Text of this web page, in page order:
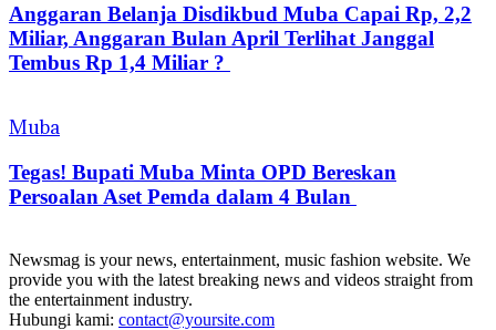
Anggaran Belanja Disdikbud Muba Capai Rp, 2,2
Miliar, Anggaran Bulan April Terlihat Janggal
Tembus Rp 1,4 Miliar ?
Muba
Tegas! Bupati Muba Minta OPD Bereskan
Persoalan Aset Pemda dalam 4 Bulan
Newsmag is your news, entertainment, music fashion website. We
provide you with the latest breaking news and videos straight from
the entertainment industry.
Hubungi kami: contact@yoursite.com